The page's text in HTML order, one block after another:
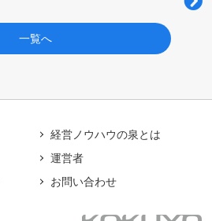
一覧へ
経営ノウハウの泉とは
運営者
お問い合わせ